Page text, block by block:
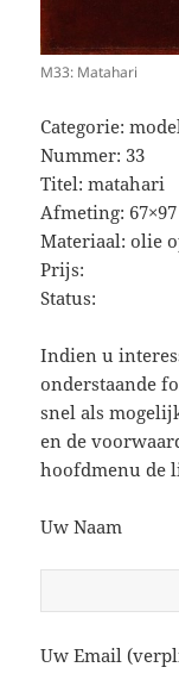
M33: Matahari
Categorie:
Nummer: 33
Titel: matahari
Afmeting: 67×97
Materiaal: olie
Prijs:
Status:
Indien u
onderstaande
snel als
en de
hoofdmenu de
Uw Naam
Uw Email